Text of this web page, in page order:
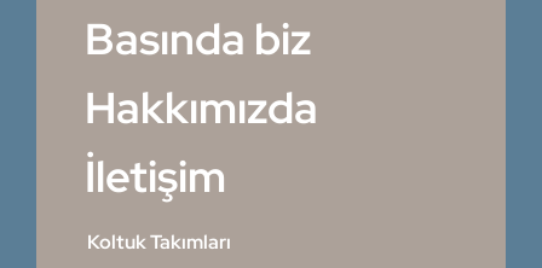
Basında biz
Hakkımızda
İletişim
Koltuk Takımları